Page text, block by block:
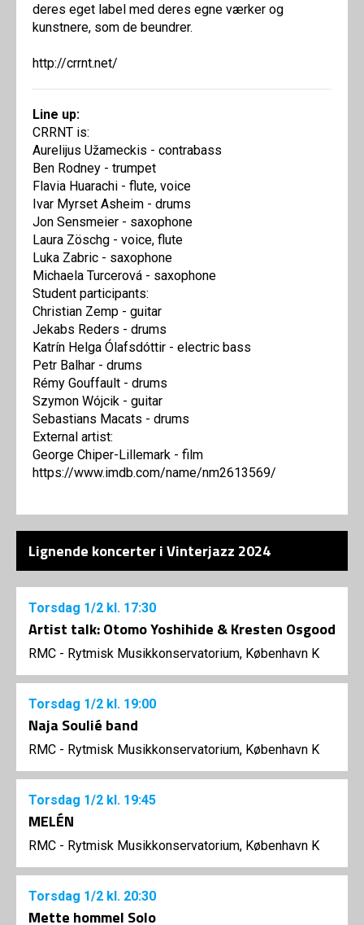
deres eget label med deres egne værker og
kunstnere, som de beundrer.
http://crrnt.net/
Line up:
CRRNT is:
Aurelijus Užameckis - contrabass
Ben Rodney - trumpet
Flavia Huarachi - flute, voice
Ivar Myrset Asheim - drums
Jon Sensmeier - saxophone
Laura Zöschg - voice, flute
Luka Zabric - saxophone
Michaela Turcerová - saxophone
Student participants:
Christian Zemp - guitar
Jekabs Reders - drums
Katrín Helga Ólafsdóttir - electric bass
Petr Balhar - drums
Rémy Gouffault - drums
Szymon Wójcik - guitar
Sebastians Macats - drums
External artist:
George Chiper-Lillemark - film
https://www.imdb.com/name/nm2613569/
Lignende koncerter i Vinterjazz 2024
Torsdag 1/2 kl. 17:30
Artist talk: Otomo Yoshihide & Kresten Osgood
RMC - Rytmisk Musikkonservatorium, København K
Torsdag 1/2 kl. 19:00
Naja Soulié band
RMC - Rytmisk Musikkonservatorium, København K
Torsdag 1/2 kl. 19:45
MELÉN
RMC - Rytmisk Musikkonservatorium, København K
Torsdag 1/2 kl. 20:30
Mette hommel Solo